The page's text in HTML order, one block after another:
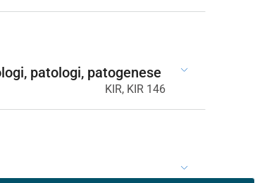
patologi, patogenese
KIR, KIR 146